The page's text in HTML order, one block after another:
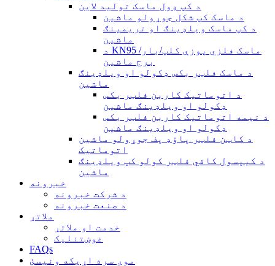
د کپ ډول ماسک تولید لاین
د ماسک کپ شکل جوړولو ماشین
د کپ ماسک ویلډینګ او تریمینګ
ماشین
د KN95 ماسک فلزي پوزې کلپ/بار/
برج ماشین
د ماسک فلټر بکس ډکولو او ویلډینګ
ماشین
د اتوماتیک کاربن فلټر بکس
ډکولو او ویلډینګ ماشین
د نیمه اتوماتیک کاربن فلټر بکس
ډکولو او ویلډینګ ماشین
د کاټن فلټر پاؤډ پف جوړولو ماشین
اتوماتیک
د کیپسول کافي فلټر کولو کپ ویلډینګ
ماشین
خبرونه
د شرکت خبرونه
د صنعت خبرونه
ملاتړ
خدمت او ملاتړ
غوښتنلیک
FAQs
موږ سره اړیکه ونیسئ